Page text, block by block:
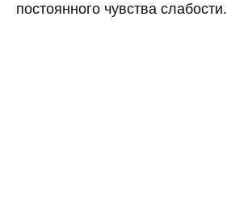
постоянного чувства слабости.